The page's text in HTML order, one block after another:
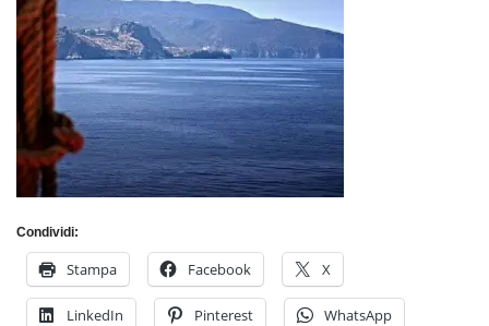
Condividi:
Stampa Facebook X
LinkedIn Pinterest WhatsApp